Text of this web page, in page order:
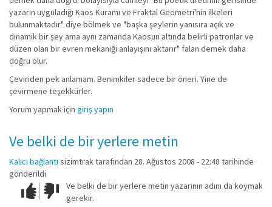
yazarın uyguladığı Kaos Kuramı ve Fraktal Geometri'nin ilkeleri
bulunmaktadır" diye bölmek ve "başka şeylerin yanısıra açık ve
dinamik bir şey ama aynı zamanda Kaosun altında belirli patronlar ve
düzen olan bir evren mekaniği anlayışını aktarır" falan demek daha
doğru olur.
Çeviriden pek anlamam. Benimkiler sadece bir öneri. Yine de
çevirmene teşekkürler.
Yorum yapmak için giriş yapın
Ve belki de bir yerlere metin
Kalıcı bağlantı sizimtraktarafından 28. Ağustos 2008 - 22:48 tarihinde
gönderildi
Çok iyi!O
kadar
Ve belki de bir yerlere metin yazarının adını da koymak
gerekir.